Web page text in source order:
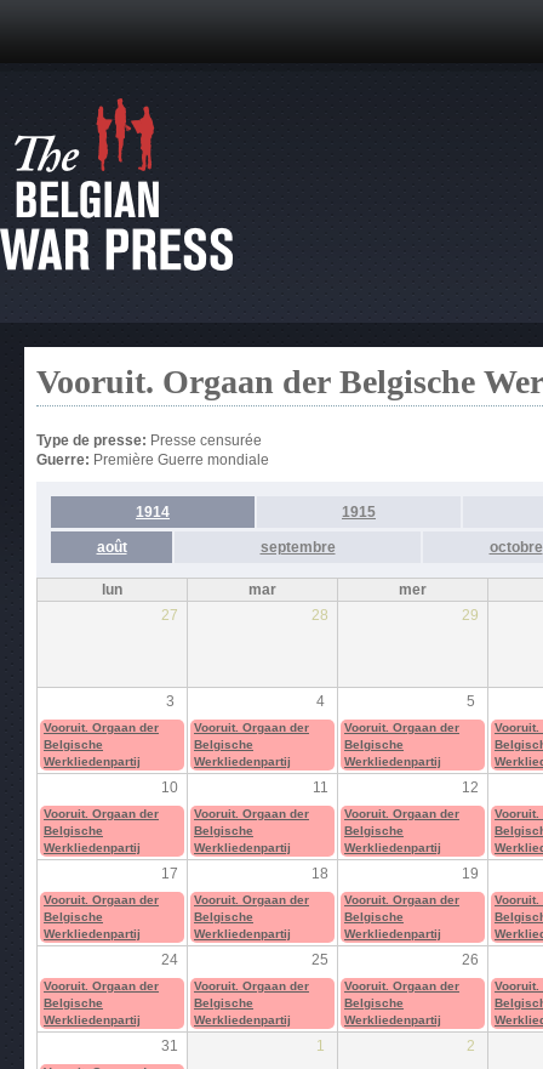
Vooruit. Orgaan der Belgische
Type de presse: Presse censurée
Guerre: Première Guerre mondiale
1914 1915
août septembre octobre
lun mar
mer
27
28 29
3 4 5
Vooruit. Orgaan der
Belgische
Werkliedenpartij
Vooruit. Orgaan der
Belgische
Werkliedenpartij
Vooruit. Orgaan der
Belgische
Werkliedenpartij
Vooruit.
10 11 12
Vooruit. Orgaan der
Belgische
Werkliedenpartij
Vooruit. Orgaan der
Belgische
Werkliedenpartij
Vooruit. Orgaan der
Belgische
Werkliedenpartij
Vooruit.
17 18 19
Vooruit. Orgaan der
Belgische
Werkliedenpartij
Vooruit. Orgaan der
Belgische
Werkliedenpartij
Vooruit. Orgaan der
Belgische
Werkliedenpartij
Vooruit.
24 25 26
Vooruit. Orgaan der
Belgische
Werkliedenpartij
Vooruit. Orgaan der
Belgische
Werkliedenpartij
Vooruit. Orgaan der
Belgische
Werkliedenpartij
Vooruit.
31 1 2